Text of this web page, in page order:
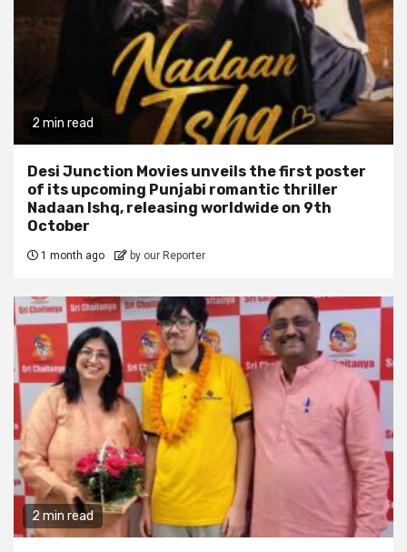
2 min read
Desi Junction Movies unveils the first poster
of its upcoming Punjabi romantic thriller
Nadaan Ishq, releasing worldwide on 9th
October
1 month ago by our Reporter
2 min read